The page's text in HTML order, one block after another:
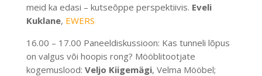
meid ka edasi – kutseõppe perspektiivis. Eveli
Kuklane, EWERS
16.00 – 17.00 Paneeldiskussioon: Kas tunneli lõpus
on valgus või hoopis rong? Mööblitootjate
kogemuslood: Veljo Kiigemägi, Velma Mööbel;